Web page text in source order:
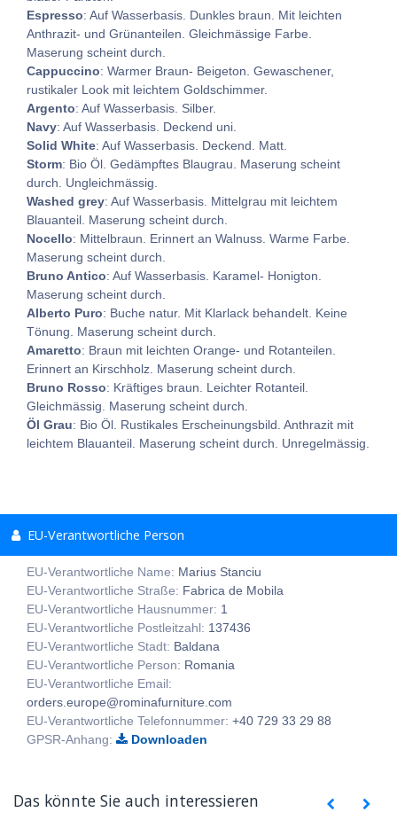
Espresso: Auf Wasserbasis. Dunkles braun. Mit leichten
Anthrazit- und Grünanteilen. Gleichmässige Farbe.
Maserung scheint durch.
Cappuccino: Warmer Braun- Beigeton. Gewaschener,
rustikaler Look mit leichtem Goldschimmer.
Argento: Auf Wasserbasis. Silber.
Navy: Auf Wasserbasis. Deckend uni.
Solid White: Auf Wasserbasis. Deckend. Matt.
Storm: Bio Öl. Gedämpftes Blaugrau. Maserung scheint
durch. Ungleichmässig.
Washed grey: Auf Wasserbasis. Mittelgrau mit leichtem
Blauanteil. Maserung scheint durch.
Nocello: Mittelbraun. Erinnert an Walnuss. Warme Farbe.
Maserung scheint durch.
Bruno Antico: Auf Wasserbasis. Karamel- Honigton.
Maserung scheint durch.
Alberto Puro: Buche natur. Mit Klarlack behandelt. Keine
Tönung. Maserung scheint durch.
Amaretto: Braun mit leichten Orange- und Rotanteilen.
Erinnert an Kirschholz. Maserung scheint durch.
Bruno Rosso: Kräftiges braun. Leichter Rotanteil.
Gleichmässig. Maserung scheint durch.
Öl Grau: Bio Öl. Rustikales Erscheinungsbild. Anthrazit mit
leichtem Blauanteil. Maserung scheint durch. Unregelmässig.
EU-Verantwortliche Person
EU-Verantwortliche Name: Marius Stanciu
EU-Verantwortliche Straße: Fabrica de Mobila
EU-Verantwortliche Hausnummer: 1
EU-Verantwortliche Postleitzahl: 137436
EU-Verantwortliche Stadt: Baldana
EU-Verantwortliche Person: Romania
EU-Verantwortliche Email:
orders.europe@rominafurniture.com
EU-Verantwortliche Telefonnummer: +40 729 33 29 88
GPSR-Anhang:
Downloaden
Das könnte Sie auch interessieren